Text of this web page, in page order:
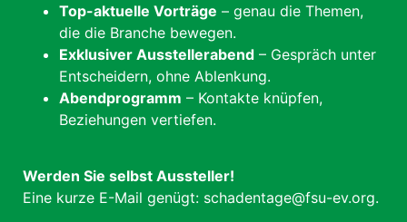
Der FSU e.V.
Seminare
Unser Team
Rechtliches
Top-aktuelle Vorträge – genau die Themen,
die die Branche bewegen.
Exklusiver Ausstellerabend – Gespräch unter
Entscheidern, ohne Ablenkung.
Abendprogramm – Kontakte knüpfen,
Beziehungen vertiefen.
Werden Sie selbst Aussteller!
Eine kurze E-Mail genügt: schadentage@fsu-ev.org.